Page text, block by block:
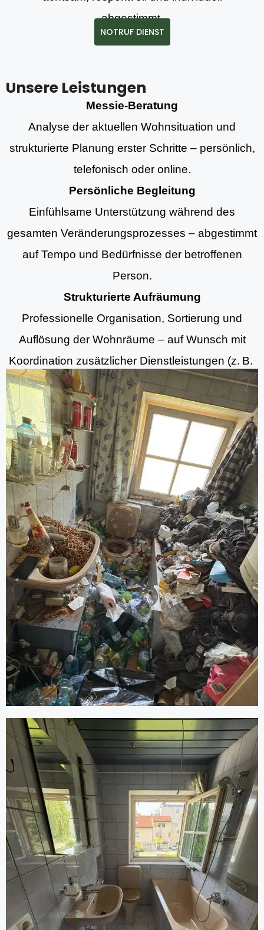
abgestimmt.
NOTRUF DIENST
Unsere Leistungen
Messie-Beratung
Analyse der aktuellen Wohnsituation und
strukturierte Planung erster Schritte – persönlich,
telefonisch oder online.
Persönliche Begleitung
Einfühlsame Unterstützung während des
gesamten Veränderungsprozesses – abgestimmt
auf Tempo und Bedürfnisse der betroffenen
Person.
Strukturierte Aufräumung
Professionelle Organisation, Sortierung und
Auflösung der Wohnräume – auf Wunsch mit
Koordination zusätzlicher Dienstleistungen (z. B.
Aufräumung, Entrümpelungsdiensten und
Grundreinigung).